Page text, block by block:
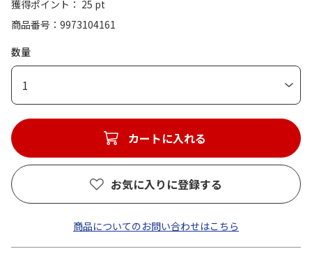
獲得ポイント： 25 pt
商品番号
9973104161
数量
1
カートに入れる
お気に入りに登録する
商品についてのお問い合わせはこちら